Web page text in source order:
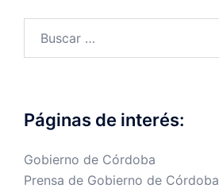
Páginas de interés:
Gobierno de Córdoba
Prensa de Gobierno de Córdoba